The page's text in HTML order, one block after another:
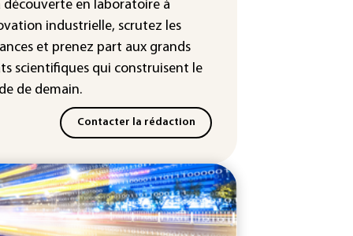
annonce un plan
ne laisser "aucun agriculteur
découverte en laboratoire à
industrielle, scrutez les
et prenez part aux grands
scientifiques qui construisent le
de demain.
Contacter la rédaction